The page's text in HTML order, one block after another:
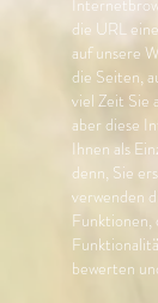
die URL
auf unsere
die Seiten,
viel Zeit Sie
aber diese
Ihnen als
denn, Sie
verwenden
Funktionen,
bewerten